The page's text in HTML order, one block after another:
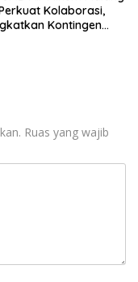
Kolaborasi,
Kontingen
Ruas yang wajib